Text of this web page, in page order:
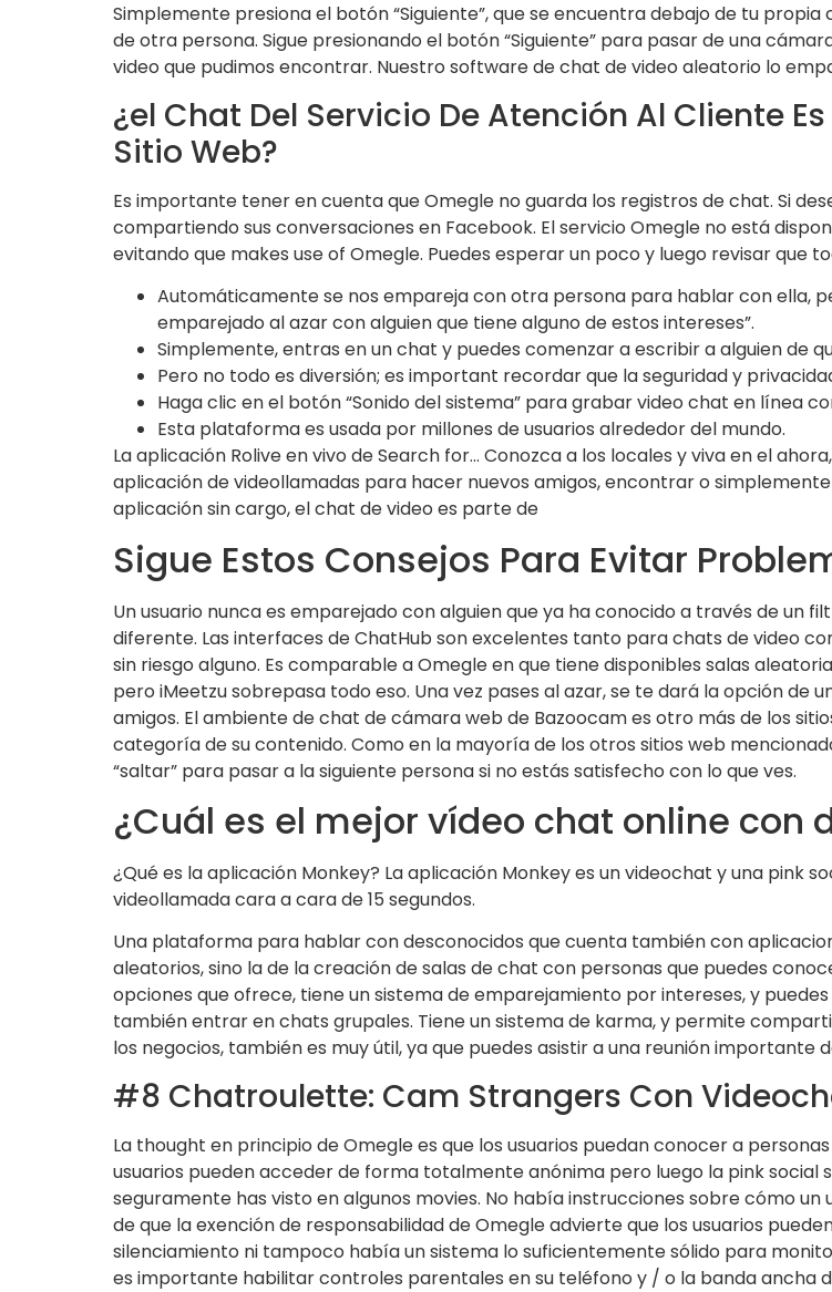
Simplemente presiona el botón “Siguiente”, que se encuentra debajo de tu
de otra persona. Sigue presionando el botón “Siguiente” para pasar de una
video que pudimos encontrar. Nuestro software de chat de video aleatorio lo
¿el Chat Del Servicio De Atención Al Cliente
Sitio Web?
Es importante tener en cuenta que Omegle no guarda los registros de chat. Si
compartiendo sus conversaciones en Facebook. El servicio Omegle no está
evitando que makes use of Omegle. Puedes esperar un poco y luego revisar que
Automáticamente se nos empareja con otra persona para hablar con ella,
emparejado al azar con alguien que tiene alguno de estos intereses”.
Simplemente, entras en un chat y puedes comenzar a escribir a alguien de
Pero no todo es diversión; es important recordar que la seguridad y
Haga clic en el botón “Sonido del sistema” para grabar video chat en línea
Esta plataforma es usada por millones de usuarios alrededor del mundo.
La aplicación Rolive en vivo de Search for… Conozca a los locales y viva en el
aplicación de videollamadas para hacer nuevos amigos, encontrar o
aplicación sin cargo, el chat de video es parte de
Sigue Estos Consejos Para Evitar
Un usuario nunca es emparejado con alguien que ya ha conocido a través de un
diferente. Las interfaces de ChatHub son excelentes tanto para chats de video
sin riesgo alguno. Es comparable a Omegle en que tiene disponibles salas
pero iMeetzu sobrepasa todo eso. Una vez pases al azar, se te dará la opción de
amigos. El ambiente de chat de cámara web de Bazoocam es otro más de los
categoría de su contenido. Como en la mayoría de los otros sitios web
“saltar” para pasar a la siguiente persona si no estás satisfecho con lo que ves.
¿Cuál es el mejor vídeo chat online con
¿Qué es la aplicación Monkey? La aplicación Monkey es un videochat y una pink
videollamada cara a cara de 15 segundos.
Una plataforma para hablar con desconocidos que cuenta también con
aleatorios, sino la de la creación de salas de chat con personas que puedes
opciones que ofrece, tiene un sistema de emparejamiento por intereses, y
también entrar en chats grupales. Tiene un sistema de karma, y permite
los negocios, también es muy útil, ya que puedes asistir a una reunión importante
#8 Chatroulette: Cam Strangers Con
La thought en principio de Omegle es que los usuarios puedan conocer a
usuarios pueden acceder de forma totalmente anónima pero luego la pink
seguramente has visto en algunos movies. No había instrucciones sobre cómo
de que la exención de responsabilidad de Omegle advierte que los usuarios
silenciamiento ni tampoco había un sistema lo suficientemente sólido para
es importante habilitar controles parentales en su teléfono y / o la banda ancha